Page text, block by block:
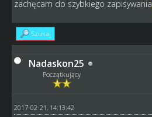
zachęcam do szybkiego zapisywania
Szukaj
Nadaskon25
Początkujący
2017-02-21, 14:13:42